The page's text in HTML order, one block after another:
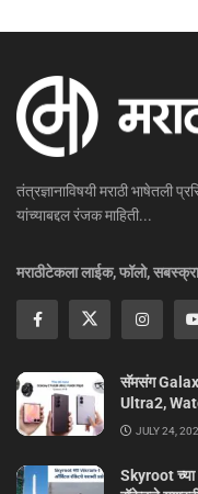
तंत्रज्ञानाविषयी मराठी भाषेतली
यांच्याबद्दल रंजक माहिती...
मराठीटेकला लाईक, फॉलो,
सॅमसंग
Ultra2,
JULY 24,
Skyroot च्या